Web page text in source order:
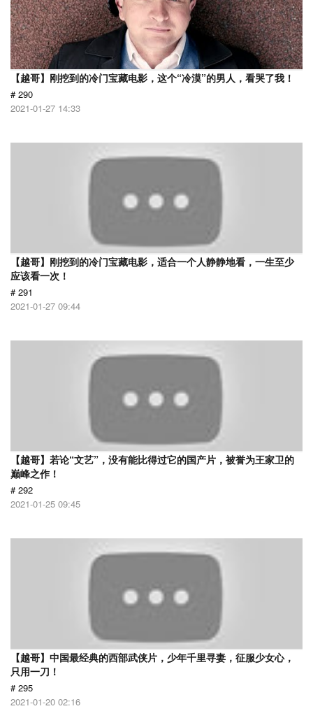
【越哥】刚挖到的冷门宝藏电影，这个“冷漠”的男人，看哭了我！
# 290
2021-01-27 14:33
【越哥】刚挖到的冷门宝藏电影，适合一个人静静地看，一生至少
应该看一次！
# 291
2021-01-27 09:44
【越哥】若论“文艺”，没有能比得过它的国产片，被誉为王家卫的
巅峰之作！
# 292
2021-01-25 09:45
【越哥】中国最经典的西部武侠片，少年千里寻妻，征服少女心，
只用一刀！
# 295
2021-01-20 02:16